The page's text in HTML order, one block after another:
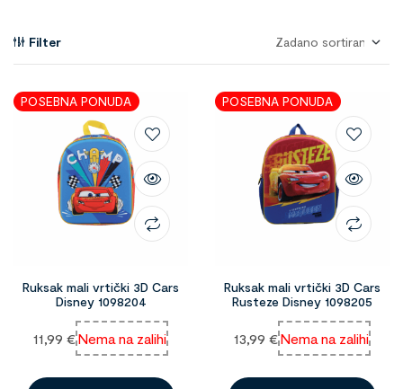
Filter
POSEBNA PONUDA
Ruksak mali vrtički 3D Cars
Disney 1098204
11,99 €Nema na zalihi
POSEBNA PONUDA
Ruksak mali vrtički 3D Cars
Rusteze Disney 1098205
13,99 €Nema na zalihi